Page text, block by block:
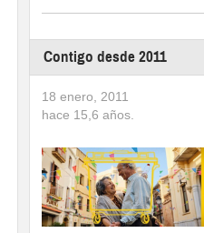
Contigo desde 2011
18 enero, 2011
hace 15,6 años.